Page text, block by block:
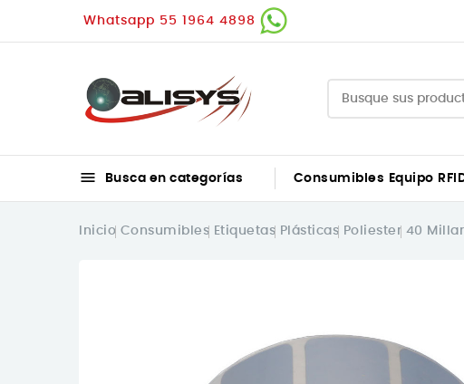
Whatsapp 55 1964 4898
 Busca en categorías Consumibles Equipo
Inicio Consumibles Etiquetas Plásticas Poliester 40